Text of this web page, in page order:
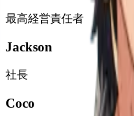
最高経営責任者
Jackson
社長
Coco